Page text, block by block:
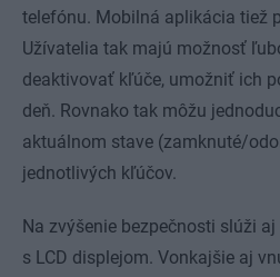
telefónu. Mobilná aplikácia tiež
Užívatelia tak majú možnosť
deaktivovať kľúče, umožniť ich
deň. Rovnako tak môžu
aktuálnom stave (zamknuté/
jednotlivých kľúčov.
Na zvýšenie bezpečnosti slúži
s LCD displejom. Vonkajšie aj